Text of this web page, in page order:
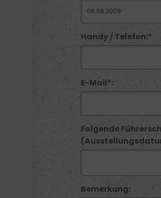
Handy / Telefon:*
E-Mail*:
Folgende
Bemerkung: